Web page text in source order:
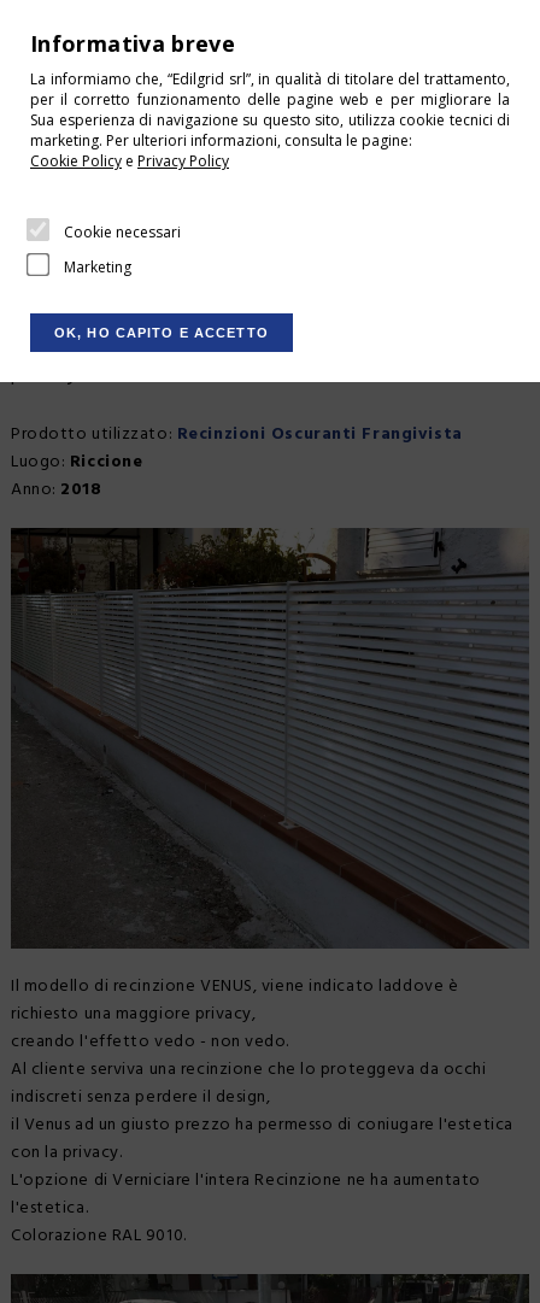
Recinzione Venus a Riccione:
by Edilgrid
HOME I LAVORI REALIZZATI
RECINZIONE VENUS
Recinzione installata in un'abitazione per aumentare la
privacy.
Prodotto utilizzato: Recinzioni Oscuranti Frangivista
Luogo: Riccione
Anno: 2018
Il modello di recinzione VENUS, viene indicato laddove è
richiesto una maggiore privacy,
creando l'effetto vedo - non vedo.
Al cliente serviva una recinzione che lo proteggeva da occhi
indiscreti senza perdere il design,
il Venus ad un giusto prezzo ha permesso di coniugare l'estetica
con la privacy.
L'opzione di Verniciare l'intera Recinzione ne ha aumentato
l'estetica.
Colorazione RAL 9010.
HOME
CONDIZIONI DI VENDITA
CHI SIAMO
SCHEDE TECNICHE
REALIZZAZIONI
NEWS
CERTIFICAZIONI
Informativa breve
La informiamo che, “Edilgrid srl”, in qualità di titolare del trattamento,
per il corretto funzionamento delle pagine web e per migliorare la
Sua esperienza di navigazione su questo sito, utilizza cookie tecnici di
marketing. Per ulteriori informazioni, consulta le pagine:
Cookie Policy e Privacy Policy
Cookie necessari
Marketing
OK, HO CAPITO E ACCETTO